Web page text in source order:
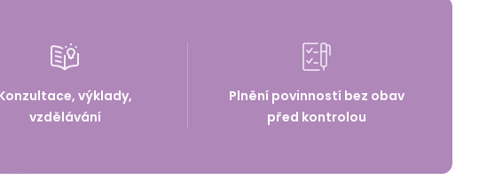
výklady,
vzdělávání
Plnění povinností bez obav
před kontrolou